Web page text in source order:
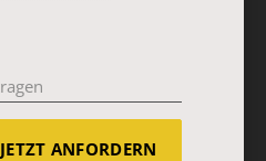
JETZT ANFORDERN